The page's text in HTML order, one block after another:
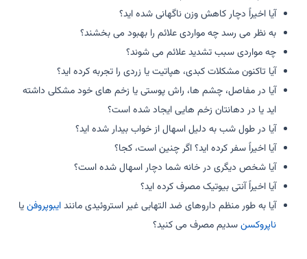
آیا اخیراً دچار کاهش وزن ناگهانی شده اید؟
به نظر می رسد چه مواردی علائم را بهبود می بخشند؟
چه مواردی سبب تشدید علائم می شوند؟
آیا تاکنون مشکلات کبدی، هپاتیت یا زردی را تجربه کرده اید؟
آیا در مفاصل، چشم ها، راش پوستی یا زخم های خود مشکلی داشته
اید یا در دهانتان زخم هایی ایجاد شده است؟
آیا در طول شب به دلیل اسهال از خواب بیدار شده اید؟
آیا اخیراً سفر کرده اید؟ اگر چنین است، کجا؟
آیا شخص دیگری در خانه شما دچار اسهال شده است؟
آیا اخیراً آنتی بیوتیک مصرف کرده اید؟
آیا به طور منظم داروهای ضد التهابی غیر استروئیدی مانندایبوپروفنیا
ناپروکسنسدیم مصرف می کنید؟